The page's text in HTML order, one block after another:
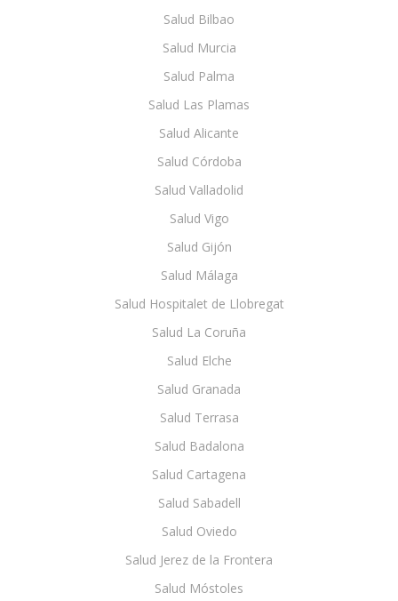
Salud Bilbao
Salud Murcia
Salud Palma
Salud Las Plamas
Salud Alicante
Salud Córdoba
Salud Valladolid
Salud Vigo
Salud Gijón
Salud Málaga
Salud Hospitalet de Llobregat
Salud La Coruña
Salud Elche
Salud Granada
Salud Terrasa
Salud Badalona
Salud Cartagena
Salud Sabadell
Salud Oviedo
Salud Jerez de la Frontera
Salud Móstoles